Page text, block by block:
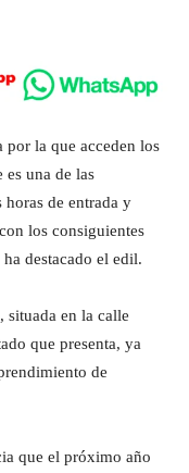
por la que acceden los
es una de las
de entrada y
los consiguientes
destacado el edil.
situada en la calle
que presenta, ya
de
que el próximo año